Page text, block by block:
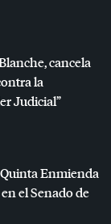
cancela
la
Judicial”
Enmienda
el Senado de